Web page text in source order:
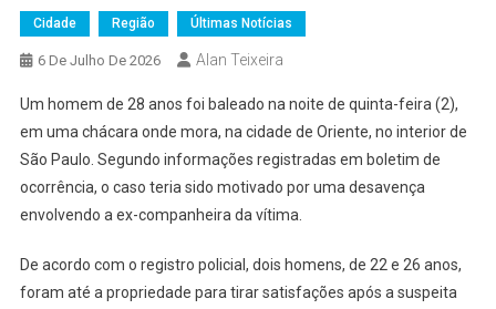
Cidade Região Últimas Notícias
6 De Julho De 2026 Alan Teixeira
Um homem de 28 anos foi baleado na noite de quinta-feira (2),
em uma chácara onde mora, na cidade de Oriente, no interior de
São Paulo. Segundo informações registradas em boletim de
ocorrência, o caso teria sido motivado por uma desavença
envolvendo a ex-companheira da vítima.
De acordo com o registro policial, dois homens, de 22 e 26 anos,
foram até a propriedade para tirar satisfações após a suspeita